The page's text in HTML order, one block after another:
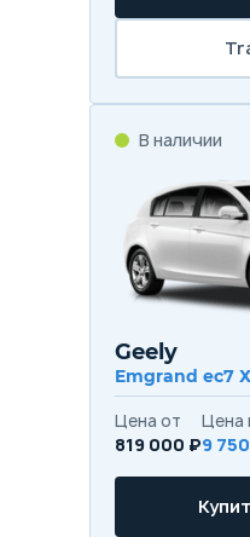
В наличии
Geely
Emgrand ec7
Цена от
819 000 ₽
Цена
9